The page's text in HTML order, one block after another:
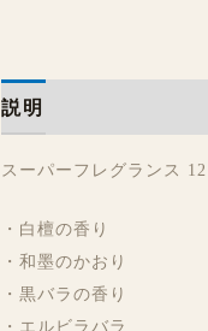
説明
スーパーフレグランス
・白檀の香り
・和墨のかおり
・黒バラの香り
・エルビラバラ